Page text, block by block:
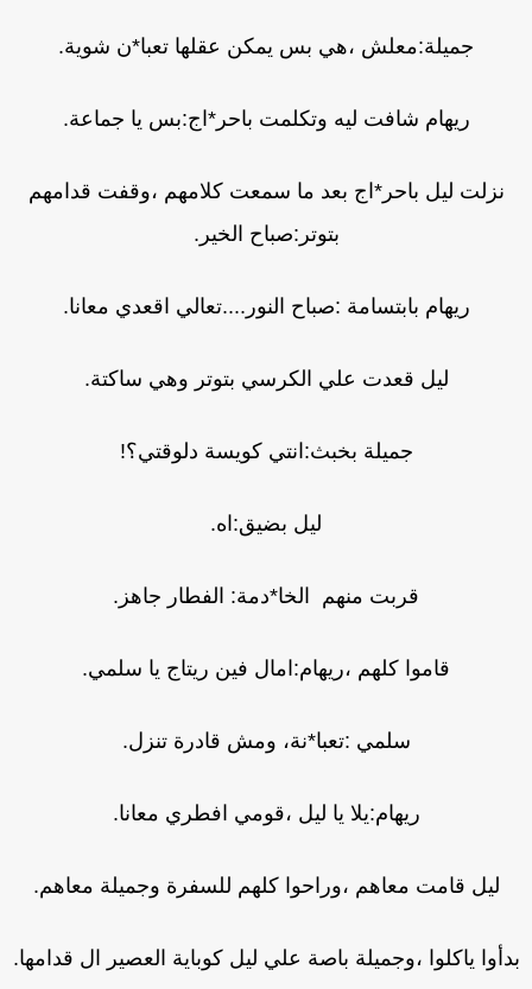
جميلة:معلش ،هي بس يمكن عقلها تعبا*ن شوية.
ريهام شافت ليه وتكلمت باحر*اج:بس يا جماعة.
نزلت ليل باحر*اج بعد ما سمعت كلامهم ،وقفت قدامهم
بتوتر:صباح الخير.
ريهام بابتسامة :صباح النور....تعالي اقعدي معانا.
ليل قعدت علي الكرسي بتوتر وهي ساكتة.
جميلة بخبث:انتي كويسة دلوقتي؟!
ليل بضيق:اه.
قربت منهم الخا*دمة: الفطار جاهز.
قاموا كلهم ،ريهام:امال فين ريتاج يا سلمي.
سلمي :تعبا*نة، ومش قادرة تنزل.
ريهام:يلا يا ليل ،قومي افطري معانا.
ليل قامت معاهم ،وراحوا كلهم للسفرة وجميلة معاهم.
ياكلوا ،وجميلة باصة علي ليل كوباية العصير ال قدامها.